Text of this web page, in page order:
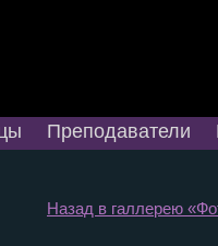
Преподаватели
Назад в галлерею